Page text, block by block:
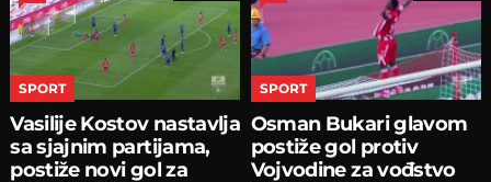
SPORT
Vasilije Kostov nastavlja
sa sjajnim partijama,
postiže novi gol za
SPORT
Osman Bukari glavom
postiže gol protiv
Vojvodine za vođstvo